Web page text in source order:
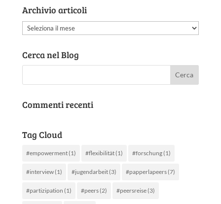
Archivio articoli
Archivio
Cerca nel Blog
Commenti recenti
Tag Cloud
#empowerment(1) #flexibilität(1) #forschung(1)
#interview(1) #jugendarbeit(3) #papperlapeers(7)
#partizipation (1) #peers(2) #peersreise(3)